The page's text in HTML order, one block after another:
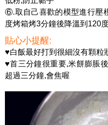
⑥.取自己喜歡的模型進行壓
度烤箱烤3分鐘後降溫到120
貼心小提醒:
♥白飯最好打到很細沒有顆粒
♥首三分鐘很重要,米餅膨脹
超過三分鐘,會焦喔